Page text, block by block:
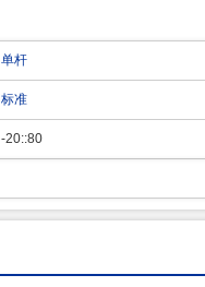
单杆
标准
-20::80